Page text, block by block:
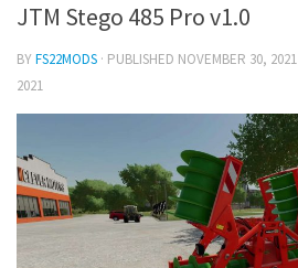
JTM Stego 485 Pro v1.0
BYFS22MODS · PUBLISHED NOVEMBER 30, 2021
2021